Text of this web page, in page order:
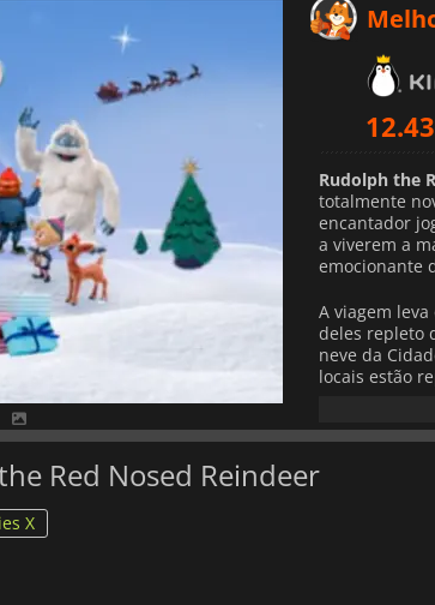
12.43
Rudolph the
totalmente
encantador
a viverem a
emocionante
A viagem
deles repleto
neve da
locais estão
Cavernas
no Castelo
necessários
Rudolph
controlo de
cada um
aventura. A
mantém a
Red Nosed Reindeer
X